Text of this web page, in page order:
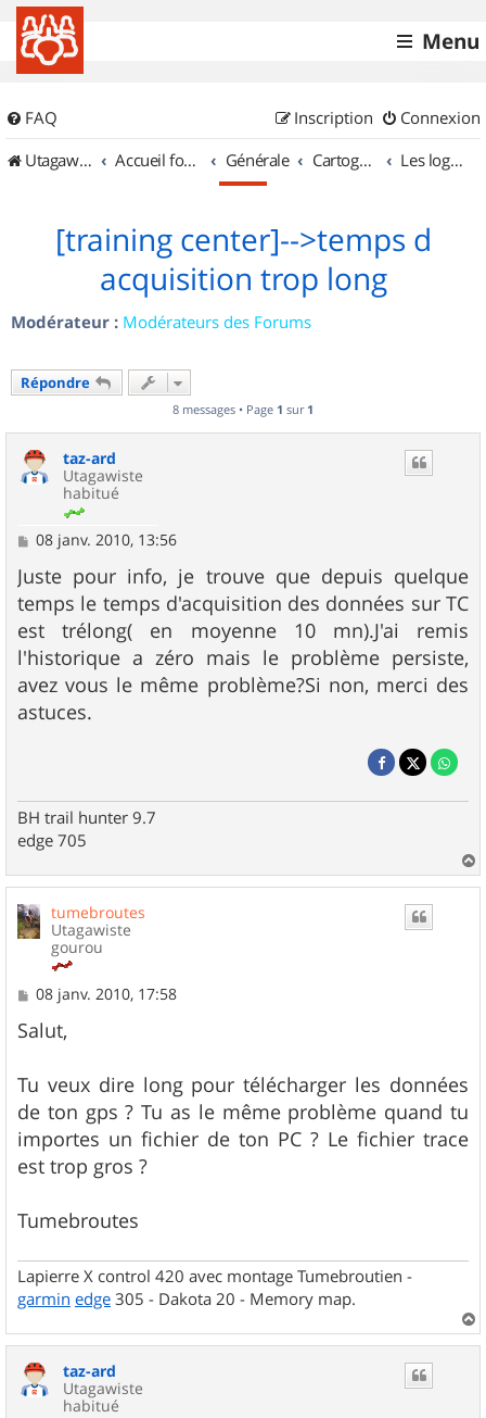
Menu
FAQ Connexion
Inscription
UtagawaVTT (Randos VTT et VTTAE avec traces GPS)
Accueil forum Générale Cartographie et GPS Les logiciels
[training center]-->temps d
acquisition trop long
Modérateur : Modérateurs des Forums
Répondre
8 messages • Page 1 sur 1
taz-ard
Utagawiste
habitué
M
s
s
a
g
e
08 janv. 2010, 13:56
Juste pour info, je trouve que depuis quelque
temps le temps d'acquisition des données sur TC
est trélong( en moyenne 10 mn).J'ai remis
l'historique a zéro mais le problème persiste,
avez vous le même problème?Si non, merci des
astuces.
BH trail hunter 9.7
edge 705
a
u
tumebroutes
Utagawiste
gourou
M
s
s
g
e
08 janv. 2010, 17:58
Salut,
Tu veux dire long pour télécharger les données
de ton gps ? Tu as le même problème quand tu
importes un fichier de ton PC ? Le fichier trace
est trop gros ?
Tumebroutes
Lapierre X control 420 avec montage Tumebroutien -
garmin edge 305 - Dakota 20 - Memory map.
a
taz-ard
Utagawiste
habitué